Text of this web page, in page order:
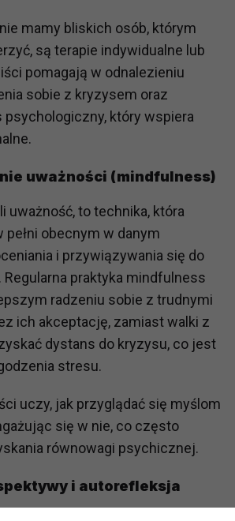
mamy bliskich osób, którym
są terapie indywidualne lub
pomagają w odnalezieniu
sobie z kryzysem oraz
psychologiczny, który wspiera
uważności (mindfulness)
uważność, to technika, która
pełni obecnym w danym
i przywiązywania się do
praktyka mindfulness
radzeniu sobie z trudnymi
ich akceptację, zamiast walki z
dystans do kryzysu, co jest
stresu.
uczy, jak przyglądać się myślom
się w nie, co często
równowagi psychicznej.
i autorefleksja